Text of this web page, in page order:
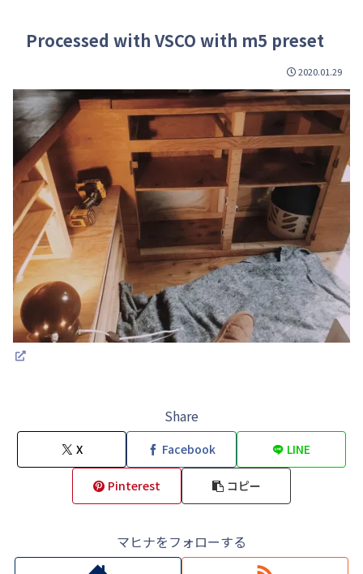
Processed with VSCO with m5 preset
2020.01.29
Share
X Facebook LINE
Pinterest コピー
マヒナをフォローする